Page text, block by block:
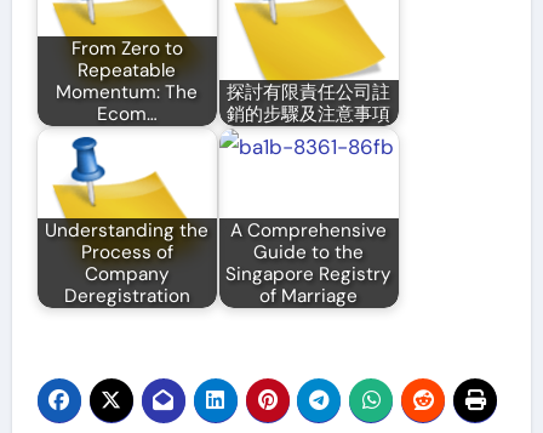
From Zero to
Repeatable
Momentum: The
Ecom…
探討有限責任公司註
銷的步驟及注意事項
Understanding the
Process of
Company
Deregistration
A Comprehensive
Guide to the
Singapore Registry
of Marriage